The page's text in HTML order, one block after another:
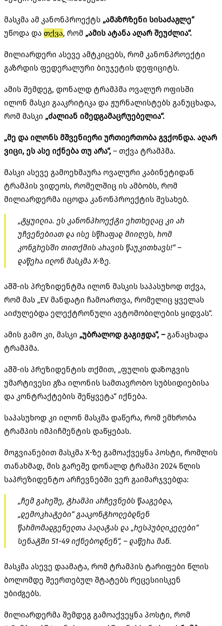
მასკმა ამ კანონპროექტს „ამაზრზენი სისაძაგლე“
უწოდა და თქვა, რომ „ამის ატანა აღარ შეუძლია“.
მილიარდერი ასევე ამტკიცებს, რომ კანონპროექტი
გაზრდის ფედერალური ბიუჯეტის დეფიციტს.
ამის შემდეგ, დონალდ ტრამპმა ოვალურ ოფისში
ილონ მასკი გააკრიტიკა და ჟურნალისტებს განუცხადა,
რომ მასკი „ძალიან იმედგამაცრუებელია“.
„მე და ილონს მშვენიერი ურთიერთობა გვქონდა. აღარ
ვიცი, ეს ასე იქნება თუ არა“, – თქვა ტრამპმა.
მასკი ასევე გამოეხმაურა ოვალური კაბინეტიდან
ტრამპის ვიდეოს, რომელშიც ის ამბობს, რომ
მილიარდერმა იცოდა კანონპროექტის შესახებ.
„ტყუილია. ეს კანონპროექტი ერთხელაც კი არ
უჩვენებიათ და ისე სწრაფად მიიღეს, რომ
კონგრესში თითქმის არავის წაუკითხავს!“ –
დაწერა ილონ მასკმა X-ზე.
აშშ-ის პრეზიდენტმა ილონ მასკის საპასუხოდ თქვა,
რომ მას „EV მანდატი ჩამოართვა, რომელიც ყველას
აიძულებდა ელექტრონული ავტომობილების ყიდვას“.
ამის გამო კი, მასკი „უბრალოდ გაგიჟდა“, – განაცხადა
ტრამპმა.
აშშ-ის პრეზიდენტის თქმით, „ფულის დაზოგვის
უმარტივესი გზა ილონის სამთავრობო სუბსიდიებისა
და კონტრაქტების შეწყვეტა“ იქნება.
საპასუხოდ კი ილონ მასკმა დაწერა, რომ ემხრობა
ტრამპის იმპიჩმენტის დაწყებას.
მოგვიანებით მასკმა X-ზე გამოაქვეყნა პოსტი, რომლის
თანახმად, მის გარეშე დონალდ ტრამპი 2024 წლის
საპრეზიდენტო არჩევნებში ვერ გაიმარჯვებდა:
„ჩემ გარეშე, ტრამპი არჩევნებს წააგებდა,
„დემოკრატები“ გააკონტროლებდნენ
წარმომადგენელთა პალატას და „რესპუბლიკელები“
სენატში 51-49 იქნებოდნენ“, – დაწერა მან.
მასკმა ასევე დაამატა, რომ ტრამპის ტარიფები წლის
ბოლომდე შეერთებულ შტატებს რეცესიისკენ
უბიძგებს.
მილიარდერმა შემდეგ გამოაქვეყნა პოსტი, რომ